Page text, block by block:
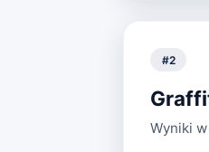
#2
Wyniki